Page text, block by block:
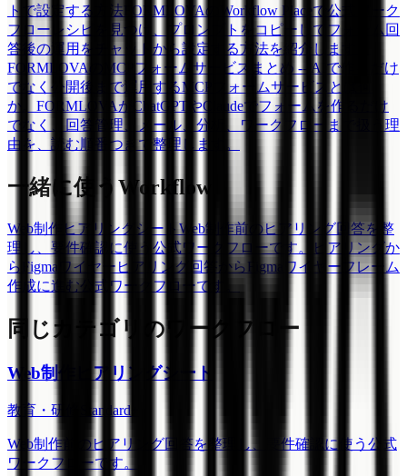
トで設定する方法 FORMLOVAのWorkflow Placeで公式ワーク
フローレシピを見つけ、プロンプトをコピーしてフォーム回
答後の運用をチャットから設定する方法を紹介します。
FORMLOVAのMCPフォームサービスまとめ -- AIで作るだけ
でなく公開後まで運用するMCPフォームサービスとは何
か。FORMLOVAがChatGPTやClaudeでフォームを作るだけ
でなく、回答管理、メール、分析、ワークフローまで扱う理
由を、読む順番つきで整理します。
一緒に使うWorkflow
Web制作ヒアリングシート Web制作前のヒアリング回答を整
理し、要件確認に使う公式ワークフローです。
ヒアリングか
らFigmaワイヤー ヒアリング回答からFigmaワイヤーフレーム
作成に進む公式ワークフローです。
同じカテゴリのワークフロー
Web制作ヒアリングシート
教育・研修 Standard+
Web制作前のヒアリング回答を整理し、要件確認に使う公式
ワークフローです。